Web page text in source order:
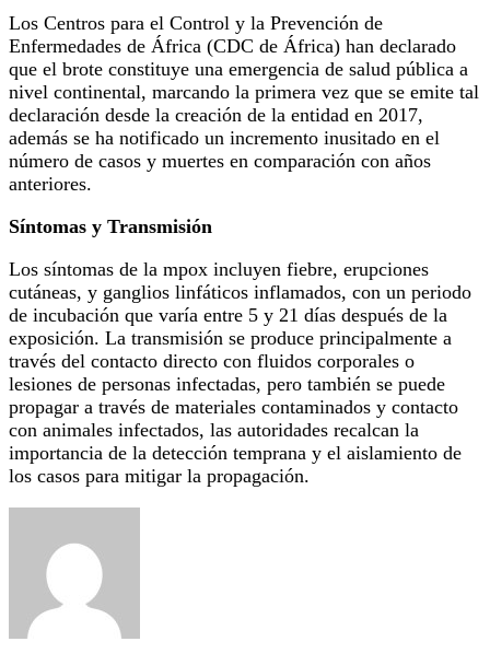
Los Centros para el Control y la Prevención de
Enfermedades de África (CDC de África) han declarado
que el brote constituye una emergencia de salud pública a
nivel continental, marcando la primera vez que se emite tal
declaración desde la creación de la entidad en 2017,
además se ha notificado un incremento inusitado en el
número de casos y muertes en comparación con años
anteriores.
Síntomas y Transmisión
Los síntomas de la mpox incluyen fiebre, erupciones
cutáneas, y ganglios linfáticos inflamados, con un periodo
de incubación que varía entre 5 y 21 días después de la
exposición. La transmisión se produce principalmente a
través del contacto directo con fluidos corporales o
lesiones de personas infectadas, pero también se puede
propagar a través de materiales contaminados y contacto
con animales infectados, las autoridades recalcan la
importancia de la detección temprana y el aislamiento de
los casos para mitigar la propagación.